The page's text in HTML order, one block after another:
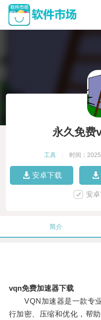
永久免费
工具 时间：
安卓下载
安
简介
vqn免费加速器下载
VQN加速器是一款专业
行加密、压缩和优化，帮